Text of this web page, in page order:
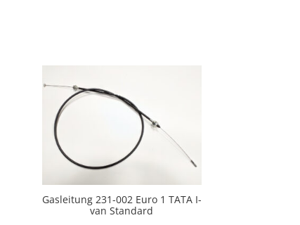
Gasleitung 231-002 Euro 1 TATA I-
van Standard